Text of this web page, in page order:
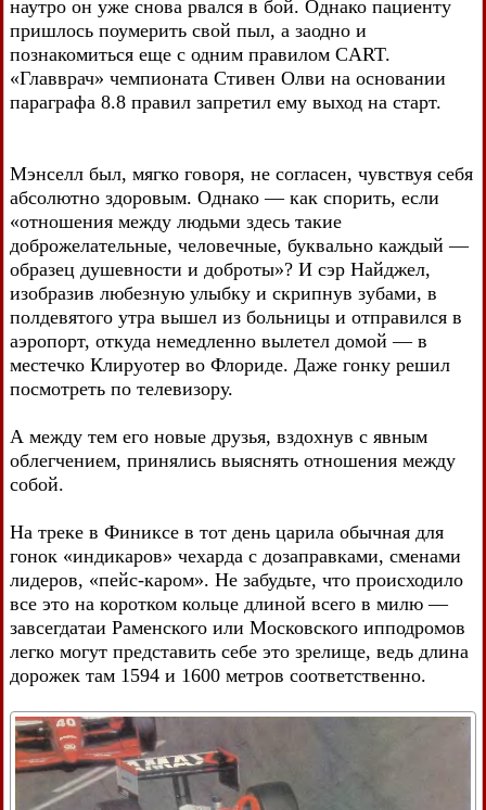
наутро он уже снова рвался в бой. Однако пациенту
пришлось поумерить свой пыл, а заодно и
познакомиться еще с одним правилом CART.
«Главврач» чемпионата Стивен Олви на основании
параграфа 8.8 правил запретил ему выход на старт.
Мэнселл был, мягко говоря, не согласен, чувствуя себя
абсолютно здоровым. Однако — как спорить, если
«отношения между людьми здесь такие
доброжелательные, человечные, буквально каждый —
образец душевности и доброты»? И сэр Найджел,
изобразив любезную улыбку и скрипнув зубами, в
полдевятого утра вышел из больницы и отправился в
аэропорт, откуда немедленно вылетел домой — в
местечко Клируотер во Флориде. Даже гонку решил
посмотреть по телевизору.
А между тем его новые друзья, вздохнув с явным
облегчением, принялись выяснять отношения между
собой.
На треке в Финиксе в тот день царила обычная для
гонок «индикаров» чехарда с дозаправками, сменами
лидеров, «пейс-каром». Не забудьте, что происходило
все это на коротком кольце длиной всего в милю —
завсегдатаи Раменского или Московского ипподромов
легко могут представить себе это зрелище, ведь длина
дорожек там 1594 и 1600 метров соответственно.